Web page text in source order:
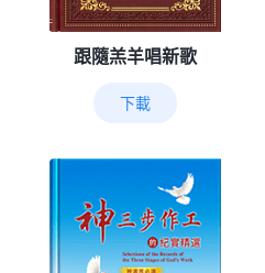
跟隨羔羊唱新歌
下載